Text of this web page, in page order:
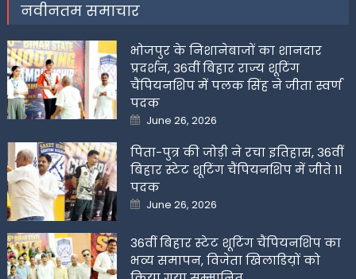
नवीनतम समाचार
भोजपुर के निशानेबाजों का शानदार
प्रदर्शन, 36वीं बिहार राज्य शूटिंग
चैंपियनशिप में पलक सिंह ने जीता स्वर्ण
पदक
Posted
on
June 26, 2026
पिता-पुत्र की जोड़ी ने रचा इतिहास, 36वीं
बिहार स्टेट शूटिंग चैंपियनशिप में जीते 11
पदक
Posted
on
June 26, 2026
36वीं बिहार स्टेट शूटिंग चैंपियनशिप का
भव्य समापन, विजेता खिलाडिय़ों को